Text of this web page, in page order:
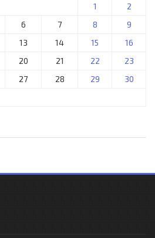
1
2
6 7 8
9
13 14 15
16
20 21 22
23
27 28 29
30